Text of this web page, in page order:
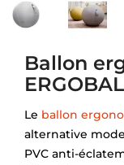
Ballon
Le ballon
alternative
PVC anti-